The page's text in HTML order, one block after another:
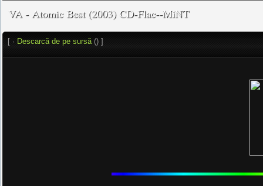
VA - Atomic Best (2003) CD-Flac--MiNT
[ · Descarcă de pe sursă() ]